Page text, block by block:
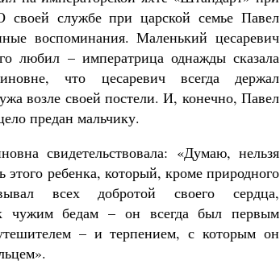
своей службе при царской семье Павел
воспоминания. Маленький цесаревич
любил – императрица однажды сказала
что цесаревич всегда держал
возле своей постели. И, конечно, Павел
предан мальчику.
свидетельствовала: «Думаю, нельзя
ребенка, который, кроме природного
всех добротой своего сердца,
чужим бедам – он всегда был первым
– и терпением, с которым он